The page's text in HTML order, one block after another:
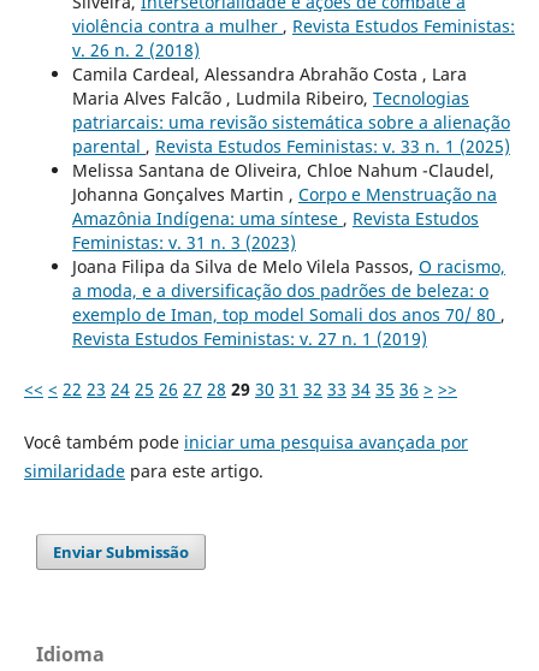
violência contra a mulher , Revista Estudos Feministas:
v. 26 n. 2 (2018)
Camila Cardeal, Alessandra Abrahão Costa , Lara
Maria Alves Falcão , Ludmila Ribeiro, Tecnologias
patriarcais: uma revisão sistemática sobre a alienação
parental , Revista Estudos Feministas: v. 33 n. 1 (2025)
Melissa Santana de Oliveira, Chloe Nahum -Claudel,
Johanna Gonçalves Martin , Corpo e Menstruação na
Amazônia Indígena: uma síntese , Revista Estudos
Feministas: v. 31 n. 3 (2023)
Joana Filipa da Silva de Melo Vilela Passos, O racismo,
a moda, e a diversificação dos padrões de beleza: o
exemplo de Iman, top model Somali dos anos 70/ 80 ,
Revista Estudos Feministas: v. 27 n. 1 (2019)
<< < 22 23 24 25 26 27 28 29 30 31 32 33 34 35 36 > >>
Você também pode iniciar uma pesquisa avançada por
similaridadepara este artigo.
Enviar Submissão
Idioma